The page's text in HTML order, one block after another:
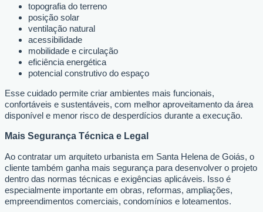
topografia do terreno
posição solar
ventilação natural
acessibilidade
mobilidade e circulação
eficiência energética
potencial construtivo do espaço
Esse cuidado permite criar ambientes mais funcionais,
confortáveis e sustentáveis, com melhor aproveitamento da área
disponível e menor risco de desperdícios durante a execução.
Mais Segurança Técnica e Legal
Ao contratar um arquiteto urbanista em Santa Helena de Goiás, o
cliente também ganha mais segurança para desenvolver o projeto
dentro das normas técnicas e exigências aplicáveis. Isso é
especialmente importante em obras, reformas, ampliações,
empreendimentos comerciais, condomínios e loteamentos.